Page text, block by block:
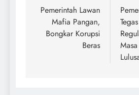
navigation
Pemerintah Lawan
Mafia Pangan,
Bongkar Korupsi
Beras